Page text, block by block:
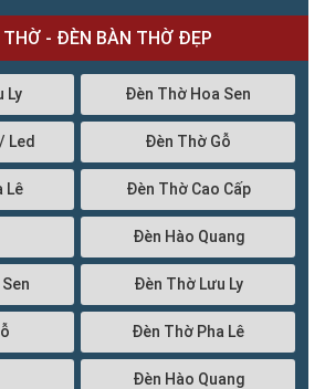
- ĐÈN BÀN THỜ ĐẸP
Ly Đèn Thờ Hoa Sen
Led Đèn Thờ Gỗ
Lê Đèn Thờ Cao Cấp
Đèn Hào Quang
Đèn Thờ Lưu Ly
Đèn Thờ Pha Lê
Đèn Hào Quang